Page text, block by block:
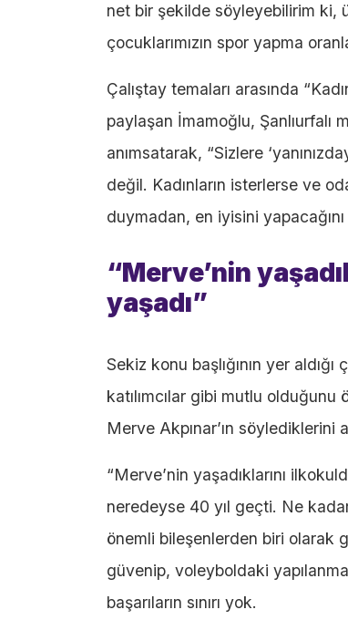
net bir şekilde söyleyebilirim ki,
çocuklarımızın spor yapma
Çalıştay temaları arasında
paylaşan İmamoğlu, Şanlıurfalı
anımsatarak, “Sizlere
değil. Kadınların isterlerse ve
duymadan, en iyisini
“Merve’nin
yaşadı”
Sekiz konu başlığının yer
katılımcılar gibi mutlu
Merve Akpınar’ın
“Merve’nin yaşadıklarını
neredeyse 40 yıl geçti. Ne kadar
önemli bileşenlerden biri olarak
güvenip, voleyboldaki
başarıların sınırı yok.